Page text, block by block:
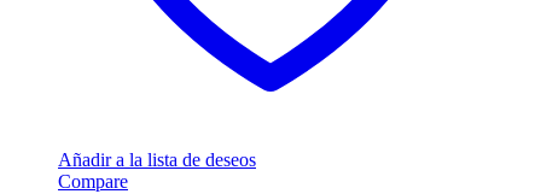
Añadir a la lista de deseos
Compare